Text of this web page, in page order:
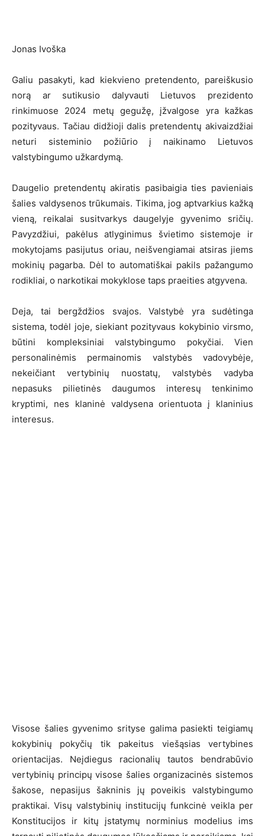
Jonas Ivoška
Galiu pasakyti, kad kiekvieno pretendento, pareiškusio
norą ar sutikusio dalyvauti Lietuvos prezidento
rinkimuose 2024 metų gegužę, įžvalgose yra kažkas
pozityvaus. Tačiau didžioji dalis pretendentų akivaizdžiai
neturi sisteminio požiūrio į naikinamo Lietuvos
valstybingumo užkardymą.
Daugelio pretendentų akiratis pasibaigia ties pavieniais
šalies valdysenos trūkumais. Tikima, jog aptvarkius kažką
vieną, reikalai susitvarkys daugelyje gyvenimo sričių.
Pavyzdžiui, pakėlus atlyginimus švietimo sistemoje ir
mokytojams pasijutus oriau, neišvengiamai atsiras jiems
mokinių pagarba. Dėl to automatiškai pakils pažangumo
rodikliai, o narkotikai mokyklose taps praeities atgyvena.
Deja, tai bergždžios svajos. Valstybė yra sudėtinga
sistema, todėl joje, siekiant pozityvaus kokybinio virsmo,
būtini kompleksiniai valstybingumo pokyčiai. Vien
personalinėmis permainomis valstybės vadovybėje,
nekeičiant vertybinių nuostatų, valstybės vadyba
nepasuks pilietinės daugumos interesų tenkinimo
kryptimi, nes klaninė valdysena orientuota į klaninius
interesus.
Visose šalies gyvenimo srityse galima pasiekti teigiamų
kokybinių pokyčių tik pakeitus viešąsias vertybines
orientacijas. Neįdiegus racionalių tautos bendrabūvio
vertybinių principų visose šalies organizacinės sistemos
šakose, nepasijus šakninis jų poveikis valstybingumo
praktikai. Visų valstybinių institucijų funkcinė veikla per
Konstitucijos ir kitų įstatymų norminius modelius ims